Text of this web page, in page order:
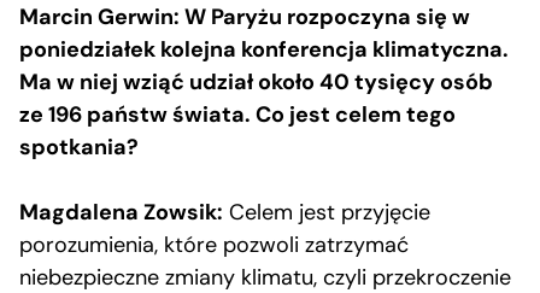
Marcin Gerwin: W Paryżu rozpoczyna się w
poniedziałek kolejna konferencja klimatyczna.
Ma w niej wziąć udział około 40 tysięcy osób
ze 196 państw świata. Co jest celem tego
spotkania?
Magdalena Zowsik: Celem jest przyjęcie
porozumienia, które pozwoli zatrzymać
niebezpieczne zmiany klimatu, czyli przekroczenie